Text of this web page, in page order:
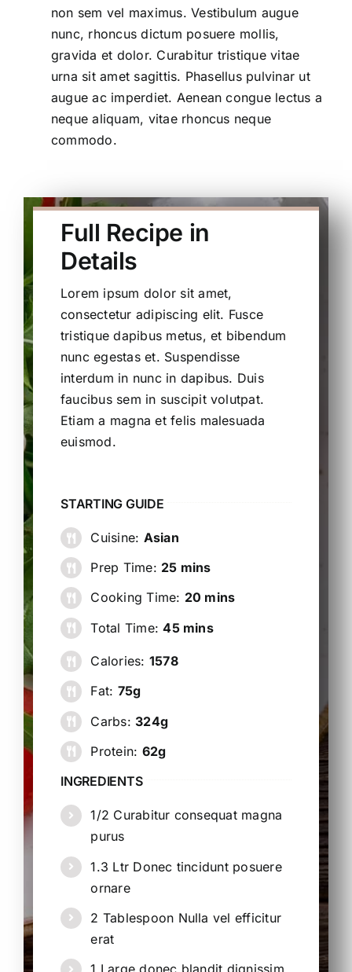
non sem vel maximus. Vestibulum augue
nunc, rhoncus dictum posuere mollis,
gravida et dolor. Curabitur tristique vitae
urna sit amet sagittis. Phasellus pulvinar ut
augue ac imperdiet. Aenean congue lectus a
neque aliquam, vitae rhoncus neque
commodo.
Full Recipe in
Details
Lorem ipsum dolor sit amet,
consectetur adipiscing elit. Fusce
tristique dapibus metus, et bibendum
nunc egestas et. Suspendisse
interdum in nunc in dapibus. Duis
faucibus sem in suscipit volutpat.
Etiam a magna et felis malesuada
euismod.
STARTING GUIDE
Cuisine: Asian
Prep Time: 25 mins
Cooking Time: 20 mins
Total Time:45 mins
Calories: 1578
Fat: 75g
Carbs:324g
Protein: 62g
INGREDIENTS
1/2 Curabitur consequat magna
purus
1.3 Ltr Donec tincidunt posuere
ornare
2 Tablespoon Nulla vel efficitur
erat
1 Large donec blandit dignissim